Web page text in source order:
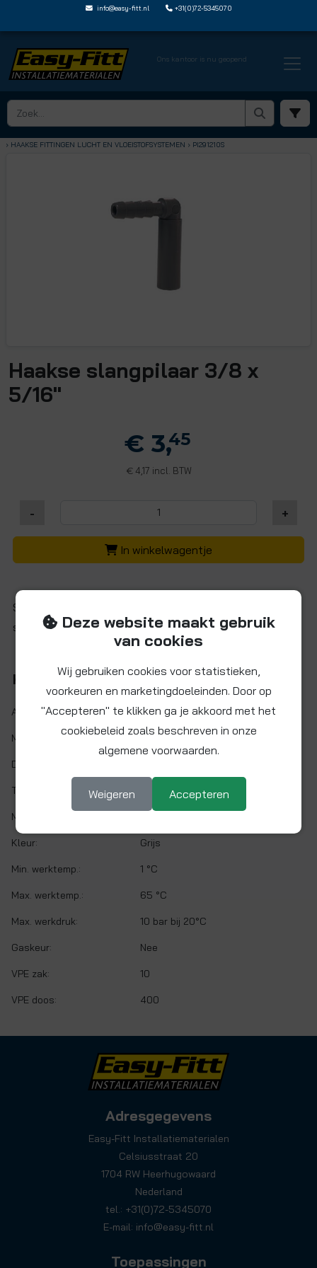
info@easy-fitt.nl +31(0)72-5345070
Ons kantoor is nu geopend
HOME › SPEEDFIT LUCHT EN VLOEISTOFFEN
› HAAKSE FITTINGEN LUCHT EN VLOEISTOFSYSTEMEN › PI291210S
Haakse slangpilaar 3/8 x
5/16"
€ 3,45
€4,17 incl. BTW
- +
In winkelwagentje
Steek-knie m. slangaansluiting 3/8" buis x 5/16" (8 mm)
slangdoorn
Kenmerken
Artikelnr.: PI291210S
Maat: Ø 3/8" x 5/16"
Demontabel:
Twist&Lock:
Materiaal:
Kleur: Grijs
Min. werktemp.: 1 °C
Max. werktemp.: 65 °C
Max. werkdruk: 10 bar bij 20°C
Gaskeur: Nee
VPE zak: 10
VPE doos: 400
Adresgegevens
Easy-Fitt Installatiematerialen
Celsiusstraat 20
1704 RW Heerhugowaard
Nederland
tel.: +31(0)72-5345070
E-mail: info@easy-fitt.nl
Toepassingen
Deze website maakt gebruik
van cookies
Wij gebruiken cookies voor statistieken,
voorkeuren en marketingdoeleinden. Door op
"Accepteren" te klikken ga je akkoord met het
cookiebeleid zoals beschreven in onze
algemene voorwaarden.
Weigeren Accepteren